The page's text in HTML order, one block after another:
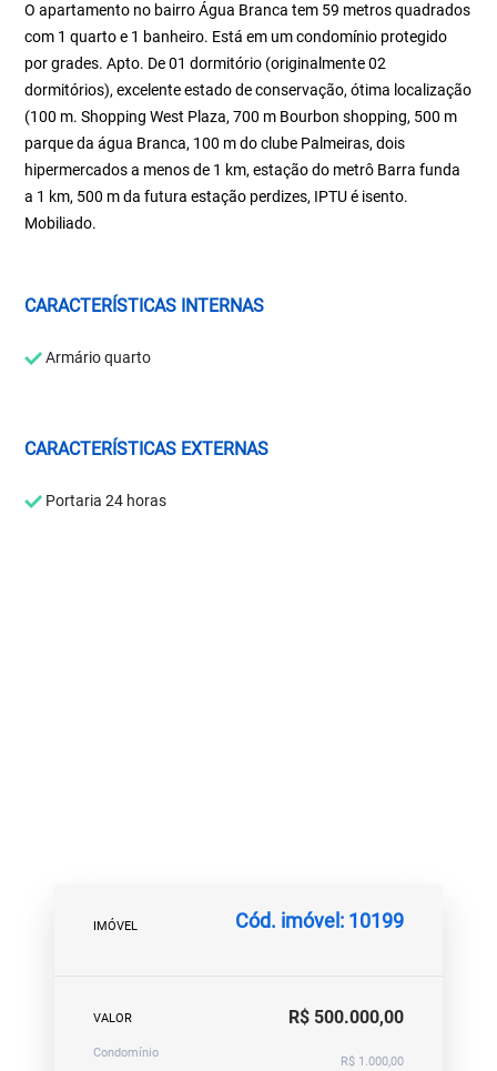
O apartamento no bairro Água Branca tem 59 metros quadrados
com 1 quarto e 1 banheiro. Está em um condomínio protegido
por grades. Apto. De 01 dormitório (originalmente 02
dormitórios), excelente estado de conservação, ótima localização
(100 m. Shopping West Plaza, 700 m Bourbon shopping, 500 m
parque da água Branca, 100 m do clube Palmeiras, dois
hipermercados a menos de 1 km, estação do metrô Barra funda
a 1 km, 500 m da futura estação perdizes, IPTU é isento.
Mobiliado.
CARACTERÍSTICAS INTERNAS
Armário quarto
CARACTERÍSTICAS EXTERNAS
Portaria 24 horas
IMÓVEL Cód. imóvel: 10199
VALOR R$ 500.000,00
Condomínio
R$ 1.000,00